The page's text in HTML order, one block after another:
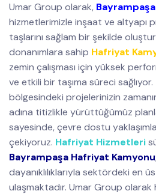
Umar Group olarak,
hizmetlerimizle inşaat ve altyapı
taşlarını sağlam bir şekilde
donanımlara sahip Hafriyat
zemin çalışması için yüksek
ve etkili bir taşıma süreci sağlıyor.
bölgesindeki projelerinizin
adına titizlikle yürüttüğümüz
sayesinde, çevre dostu
çekiyoruz. Hafriyat Hizmetleri
Bayrampaşa Hafriyat Kamyonu
dayanıklılıklarıyla sektördeki en
ulaşmaktadır. Umar Group